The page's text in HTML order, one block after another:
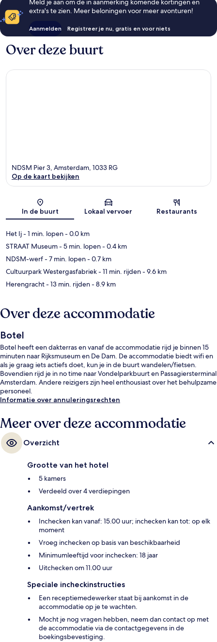
extra's te zien. Meer beloningen voor meer avonturen!
Aanmelden Registreer je nu, gratis en voor niets
Over deze buurt
Kaart
NDSM Pier 3, Amsterdam, 1033 RG
Op de kaart bekijken
In de buurt Lokaal vervoer Restaurants
Het Ij- 1 min. lopen- 0.0 km
STRAAT Museum- 5 min. lopen- 0.4 km
NDSM-werf- 7 min. lopen- 0.7 km
Cultuurpark Westergasfabriek- 11 min. rijden- 9.6 km
Herengracht- 13 min. rijden- 8.9 km
Over deze accommodatie
Botel
Botel heeft een dakterras en vanaf de accommodatie rijd je binnen 15
minuten naar Rijksmuseum en De Dam. De accommodatie biedt wifi en
als je graag iets actiefs doet, kun je in de buurt wandelen/fietsen.
Bovendien rijd je in no time naar Vondelparkbuurt en Passagiersterminal
Amsterdam. Andere reizigers zijn heel enthousiast over het behulpzame
personeel.
Informatie over annuleringsrechten
Meer over deze accommodatie
Overzicht
Grootte van het hotel
5 kamers
Verdeeld over 4 verdiepingen
Aankomst/vertrek
Inchecken kan vanaf: 15.00 uur; inchecken kan tot: op elk
moment
Vroeg inchecken op basis van beschikbaarheid
Minimumleeftijd voor inchecken: 18 jaar
Uitchecken om 11.00 uur
Speciale incheckinstructies
Een receptiemedewerker staat bij aankomst in de
accommodatie op je te wachten.
Mocht je nog vragen hebben, neem dan contact op met
de accommodatie via de contactgegevens in de
boekingsbevestiging.